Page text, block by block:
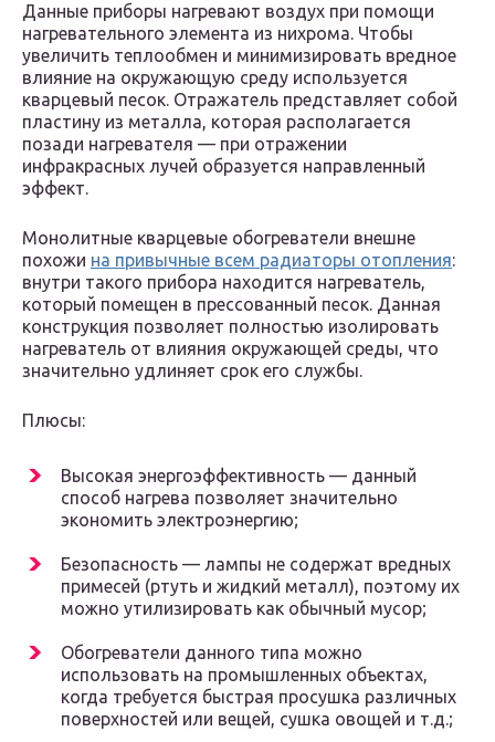
Данные приборы нагревают воздух при помощи
нагревательного элемента из нихрома. Чтобы
увеличить теплообмен и минимизировать вредное
влияние на окружающую среду используется
кварцевый песок. Отражатель представляет собой
пластину из металла, которая располагается
позади нагревателя — при отражении
инфракрасных лучей образуется направленный
эффект.
Монолитные кварцевые обогреватели внешне
похожи на привычные всем радиаторы отопления:
внутри такого прибора находится нагреватель,
который помещен в прессованный песок. Данная
конструкция позволяет полностью изолировать
нагреватель от влияния окружающей среды, что
значительно удлиняет срок его службы.
Плюсы:
Высокая энергоэффективность — данный
способ нагрева позволяет значительно
экономить электроэнергию;
Безопасность — лампы не содержат вредных
примесей (ртуть и жидкий металл), поэтому их
можно утилизировать как обычный мусор;
Обогреватели данного типа можно
использовать на промышленных объектах,
когда требуется быстрая просушка различных
поверхностей или вещей, сушка овощей и т.д.;